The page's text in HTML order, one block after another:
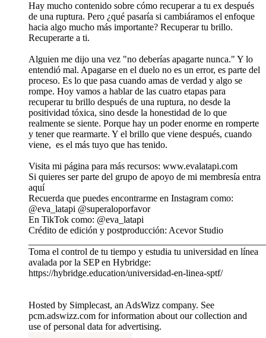
Hay mucho contenido sobre cómo recuperar a tu ex después
de una ruptura. Pero ¿qué pasaría si cambiáramos el enfoque
hacia algo mucho más importante? Recuperar tu brillo.
Recuperarte a ti.
Alguien me dijo una vez "no deberías apagarte nunca." Y lo
entendió mal. Apagarse en el duelo no es un error, es parte del
proceso. Es lo que pasa cuando amas de verdad y algo se
rompe. Hoy vamos a hablar de las cuatro etapas para
recuperar tu brillo después de una ruptura, no desde la
positividad tóxica, sino desde la honestidad de lo que
realmente se siente. Porque hay un poder enorme en romperte
y tener que rearmarte. Y el brillo que viene después, cuando
viene, es el más tuyo que has tenido.
Visita mi página para más recursos: www.evalatapi.com
Si quieres ser parte del grupo de apoyo de mi membresía entra
aquí
Recuerda que puedes encontrarme en Instagram como:
@eva_latapi @superaloporfavor
En TikTok como: @eva_latapi
Crédito de edición y postproducción: Acevor Studio
Toma el control de tu tiempo y estudia tu universidad en línea
avalada por la SEP en Hybridge:
https://hybridge.education/universidad-en-linea-sptf/
Hosted by Simplecast, an AdsWizz company. See
pcm.adswizz.com for information about our collection and
use of personal data for advertising.